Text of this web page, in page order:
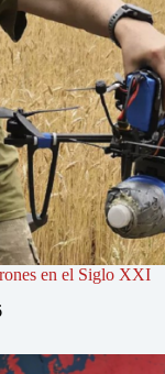
en el Siglo XXI